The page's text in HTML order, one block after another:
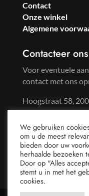
Contact
Onze winkel
Algemene
Contacteer ons
Voor eventuele
contact met ons
Hoogstraat 58,
Gsm: +32 486 96
We gebruiken
om u de meest
bieden door uw
herhaalde bezoeken
Door op "Alles
stemt u in met het
cookies.